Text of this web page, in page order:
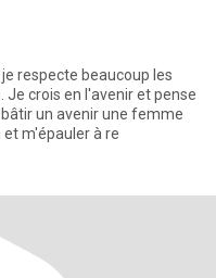
respecte beaucoup les
crois en l'avenir et pense
m'épauler à re